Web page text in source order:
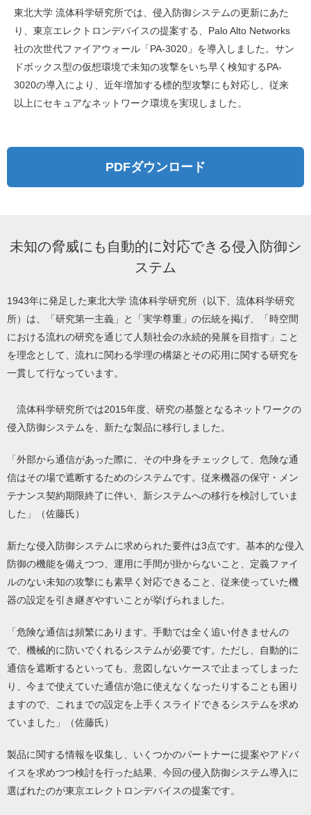
東北大学 流体科学研究所では、侵入防御システムの更新にあた
り、東京エレクトロンデバイスの提案する、Palo Alto Networks
社の次世代ファイアウォール「PA-3020」を導入しました。サン
ドボックス型の仮想環境で未知の攻撃をいち早く検知するPA-
3020の導入により、近年増加する標的型攻撃にも対応し、従来
以上にセキュアなネットワーク環境を実現しました。
PDFダウンロード
未知の脅威にも自動的に対応できる侵入防御シ
ステム
1943年に発足した東北大学 流体科学研究所（以下、流体科学研究
所）は、「研究第一主義」と「実学尊重」の伝統を掲げ、「時空間
における流れの研究を通じて人類社会の永続的発展を目指す」こと
を理念として、流れに関わる学理の構築とその応用に関する研究を
一貫して行なっています。
流体科学研究所では2015年度、研究の基盤となるネットワークの
侵入防御システムを、新たな製品に移行しました。
「外部から通信があった際に、その中身をチェックして、危険な通
信はその場で遮断するためのシステムです。従来機器の保守・メン
テナンス契約期限終了に伴い、新システムへの移行を検討していま
した」（佐藤氏）
新たな侵入防御システムに求められた要件は3点です。基本的な侵入
防御の機能を備えつつ、運用に手間が掛からないこと、定義ファイ
ルのない未知の攻撃にも素早く対応できること、従来使っていた機
器の設定を引き継ぎやすいことが挙げられました。
「危険な通信は頻繁にあります。手動では全く追い付きませんの
で、機械的に防いでくれるシステムが必要です。ただし、自動的に
通信を遮断するといっても、意図しないケースで止まってしまった
り、今まで使えていた通信が急に使えなくなったりすることも困り
ますので、これまでの設定を上手くスライドできるシステムを求め
ていました」（佐藤氏）
製品に関する情報を収集し、いくつかのパートナーに提案やアドバ
イスを求めつつ検討を行った結果、今回の侵入防御システム導入に
選ばれたのが東京エレクトロンデバイスの提案です。